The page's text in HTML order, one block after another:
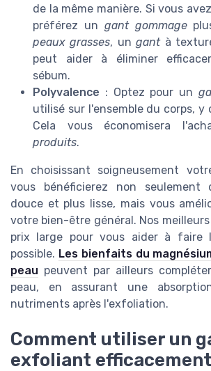
de la même manière. Si vous
préférez un gant gommage
peaux grasses, ungantà
peut aider à éliminer
sébum.
Polyvalence : Optez pour un
utilisé sur l'ensemble du corps, y
Cela vous économisera
produits.
En choisissant soigneusement
vous bénéficierez non seulement
douce et plus lisse, mais vous
votre bien-être général. Nos
prix large pour vous aider à faire
possible. Les bienfaits du
peau peuvent par ailleurs
peau, en assurant une
nutriments après l'exfoliation.
Comment utiliser un
exfoliant efficacement